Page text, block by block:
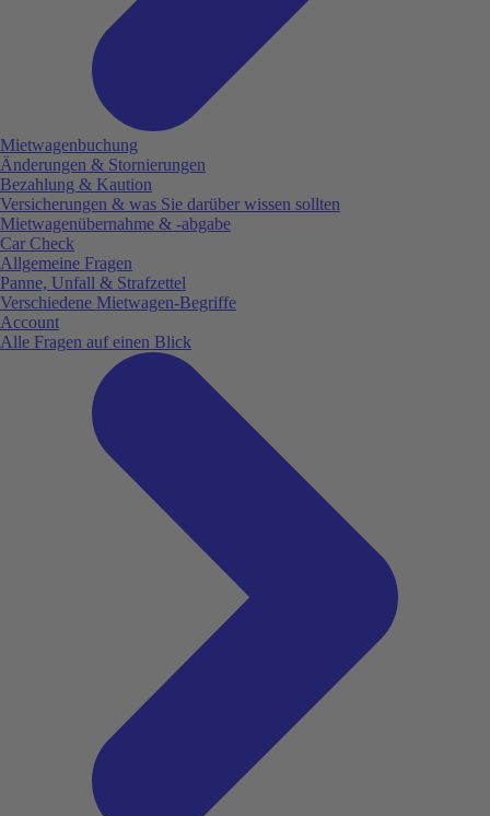
Mietwagenbuchung
Änderungen & Stornierungen
Bezahlung & Kaution
Versicherungen & was Sie darüber wissen sollten
Mietwagenübernahme & -abgabe
Car Check
Allgemeine Fragen
Panne, Unfall & Strafzettel
Verschiedene Mietwagen-Begriffe
Account
Alle Fragen auf einen Blick